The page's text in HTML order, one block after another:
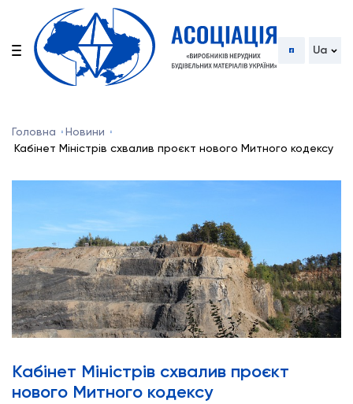
Ua
Головна
Новини
Кабінет Міністрів схвалив проєкт нового Митного кодексу
Кабінет Міністрів схвалив проєкт
нового Митного кодексу